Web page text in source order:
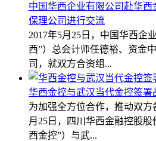
中国华西企业有限公司赴华
保理公司进行交流
2017年5月25日，中国华西企
西”）总会计师任德裕、资金
司，就双方合资组...
华西金控与武汉当代金控签署
为加强全方位合作，推动双方
月25日，四川华西金融控股
西金控”）与武...